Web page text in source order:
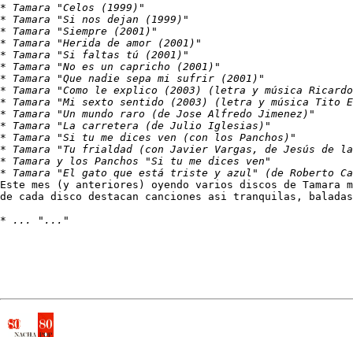
* Tamara "Celos (1999)"
* Tamara "Si nos dejan (1999)"
* Tamara "Siempre (2001)"
* Tamara "Herida de amor (2001)"
* Tamara "Si faltas tú (2001)"
* Tamara "No es un capricho (2001)"
* Tamara "Que nadie sepa mi sufrir (2001)"
* Tamara "Como le explico (2003) (letra y música
* Tamara "Mi sexto sentido (2003) (letra y música Tito
* Tamara "Un mundo raro (de Jose Alfredo Jimenez)"
* Tamara "La carretera (de Julio Iglesias)"
* Tamara "Si tu me dices ven (con los Panchos)"
* Tamara "Tu frialdad (con Javier Vargas, de Jesús de
* Tamara y los Panchos "Si tu me dices ven"
* Tamara "El gato que está triste y azul" (de Roberto
Este mes (y anteriores) oyendo varios discos de Tamara
de cada disco destacan canciones asi tranquilas,
*
... "..."